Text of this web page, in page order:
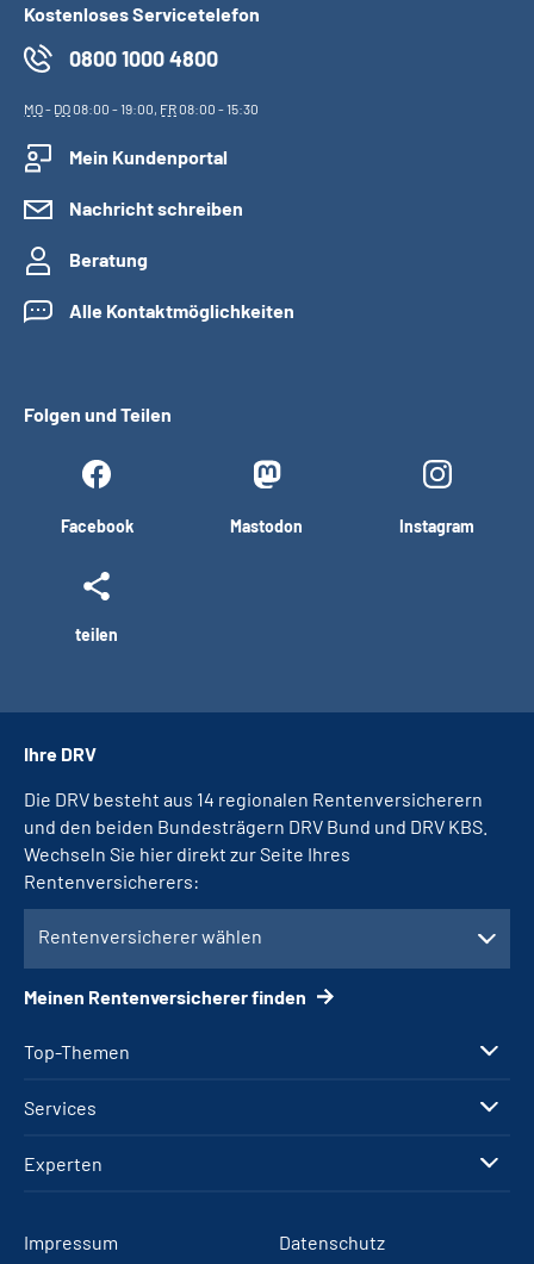
Kostenloses Servicetelefon
0800 1000 4800
MO- DO08:00 - 19:00, FR08:00 - 15:30
Mein Kundenportal
Nachricht schreiben
Beratung
Alle Kontaktmöglichkeiten
Folgen und Teilen
Facebook Mastodon Instagram
teilen
Top-Themen
Services
Experten
Ihre DRV
Die DRV besteht aus 14 regionalen Rentenversicherern
und den beiden Bundesträgern DRV Bund und DRV KBS.
Wechseln Sie hier direkt zur Seite Ihres
Rentenversicherers:
Rentenversicherer wählen
Meinen Rentenversicherer finden
Impressum Datenschutz